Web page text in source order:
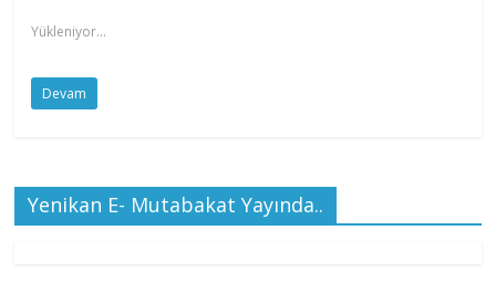
Yükleniyor...
Devam
Yenikan E- Mutabakat Yayında..